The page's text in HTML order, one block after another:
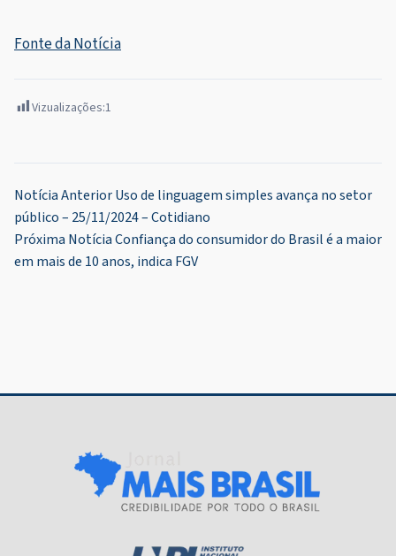
Fonte da Notícia
Vizualizações:1
Navegação
de
Post
Notícia AnteriorUso de linguagem simples avança no setor
público – 25/11/2024 – Cotidiano
Próxima NotíciaConfiança do consumidor do Brasil é a maior
em mais de 10 anos, indica FGV